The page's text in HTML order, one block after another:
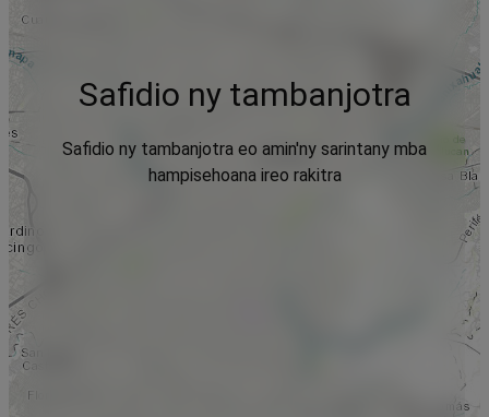
Safidio ny tambanjotra
Safidio ny tambanjotra eo amin'ny sarintany mba
hampisehoana ireo rakitra